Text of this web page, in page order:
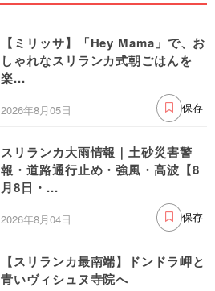
【ミリッサ】「Hey Mama」で、お
しゃれなスリランカ式朝ごはんを
楽...
2026年8月05日 保存
スリランカ大雨情報｜土砂災害警
報・道路通行止め・強風・高波【8
月8日・...
2026年8月04日 保存
【スリランカ最南端】ドンドラ岬と
青いヴィシュヌ寺院へ